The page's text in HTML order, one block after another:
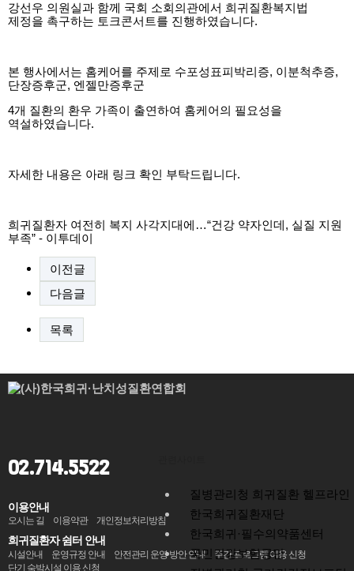
강선우 의원실과 함께 국회 소회의관에서 희귀질환복지법
제정을 촉구하는 토크콘서트를 진행하였습니다.
본 행사에서는 홈케어를 주제로 수포성표피박리증, 이분척추증,
단장증후군, 엔젤만증후군
4개 질환의 환우 가족이 출연하여 홈케어의 필요성을
역설하였습니다.
자세한 내용은 아래 링크 확인 부탁드립니다.
희귀질환자 여전히 복지 사각지대에…“건강 약자인데, 실질 지원
부족” - 이투데이
이전글
다음글
목록
질병관리청 희귀질환 헬프라인
한국희귀질환재단
한국희귀·필수의약품센터
국민건강보험공단
02.714.5522
이용안내
오시는 길 이용약관 개인정보처리방침
희귀질환자 쉼터 안내
시설안내 운영규정 안내 안전관리 운영 방안 안내
주간 프로그램 이용 신청
단기 숙박시설 이용 신청